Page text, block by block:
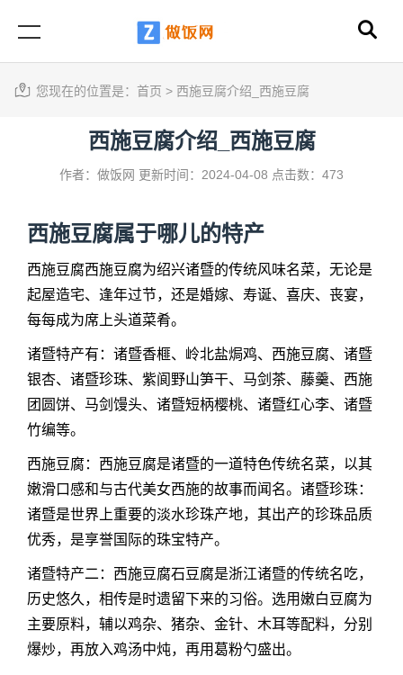
您现在的位置是： 首页 > 西施豆腐介绍_西施豆腐
西施豆腐介绍_西施豆腐
作者：做饭网 更新时间：2024-04-08 点击数：473
西施豆腐属于哪儿的特产
西施豆腐西施豆腐为绍兴诸暨的传统风味名菜，无论是
起屋造宅、逢年过节，还是婚嫁、寿诞、喜庆、丧宴，
每每成为席上头道菜肴。
诸暨特产有：诸暨香榧、岭北盐焗鸡、西施豆腐、诸暨
银杏、诸暨珍珠、紫阆野山笋干、马剑茶、藤羹、西施
团圆饼、马剑馒头、诸暨短柄樱桃、诸暨红心李、诸暨
竹编等。
西施豆腐：西施豆腐是诸暨的一道特色传统名菜，以其
嫩滑口感和与古代美女西施的故事而闻名。诸暨珍珠：
诸暨是世界上重要的淡水珍珠产地，其出产的珍珠品质
优秀，是享誉国际的珠宝特产。
诸暨特产二：西施豆腐石豆腐是浙江诸暨的传统名吃，
历史悠久，相传是时遗留下来的习俗。选用嫩白豆腐为
主要原料，辅以鸡杂、猪杂、金针、木耳等配料，分别
爆炒，再放入鸡汤中炖，再用葛粉勺盛出。